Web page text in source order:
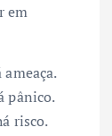
em
pânico.
risco.